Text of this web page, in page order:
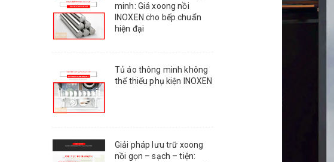
minh: Giá xoong nồi
INOXEN cho bếp chuẩn
hiện đại
Tủ áo thông minh không
thể thiếu phụ kiện INOXEN
Giải pháp lưu trữ xoong
nồi gọn – sạch – tiện: